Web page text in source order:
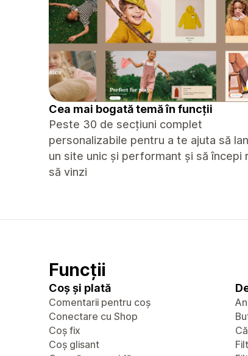
Cea mai bogată temă în funcții
Peste 30 de secțiuni complet
personalizabile pentru a te ajuta să
un site unic și performant și să începi
să vinzi
Funcții
Coș și plată
Comentarii pentru coș
Conectare cu Shop
Coș fix
Coș glisant